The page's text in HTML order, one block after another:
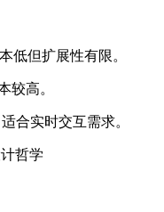
但扩展性有限。
高。
合实时交互需求。
哲学